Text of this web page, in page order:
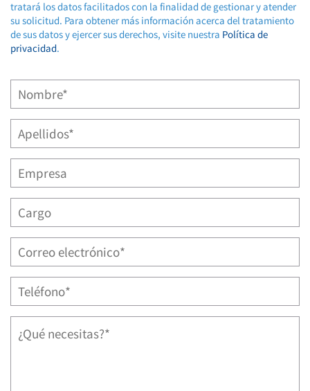
tratará los datos facilitados con la finalidad de gestionar y atender
su solicitud. Para obtener más información acerca del tratamiento
de sus datos y ejercer sus derechos, visite nuestra Política de
privacidad.